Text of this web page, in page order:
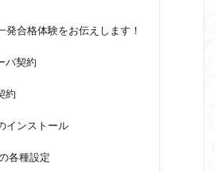
発合格体験をお伝えします！
バ契約
約
インストール
各種設定